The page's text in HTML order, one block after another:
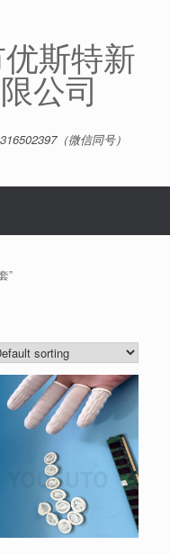
斯特新
公司
（微信同号）
”